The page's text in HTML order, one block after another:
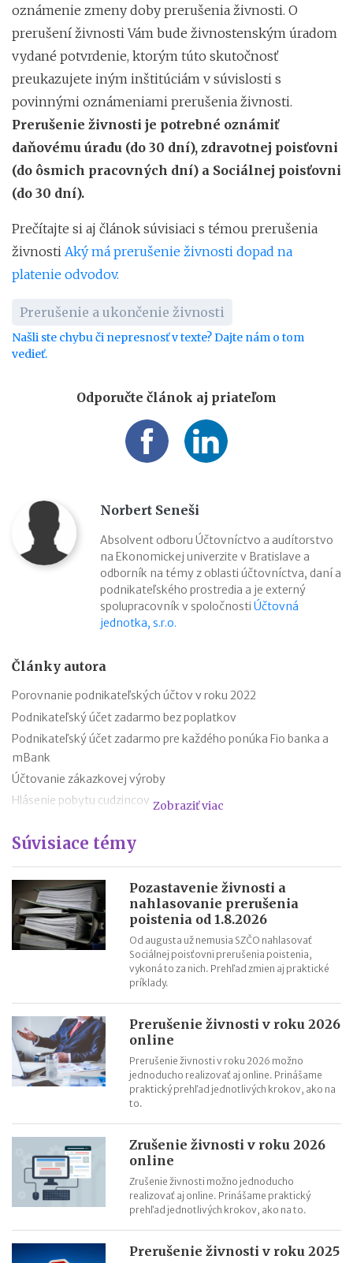
oznámenie zmeny doby prerušenia živnosti. O
prerušení živnosti Vám bude živnostenským úradom
vydané potvrdenie, ktorým túto skutočnosť
preukazujete iným inštitúciám v súvislosti s
povinnými oznámeniami prerušenia živnosti.
Prerušenie živnosti je potrebné oznámiť
daňovému úradu (do 30 dní), zdravotnej poisťovni
(do ôsmich pracovných dní) a Sociálnej poisťovni
(do 30 dní).
Prečítajte si aj článok súvisiaci s témou prerušenia
živnosti Aký má prerušenie živnosti dopad na
platenie odvodov.
Prerušenie a ukončenie živnosti
Našli ste chybu či nepresnosť v texte? Dajte nám o tom
vedieť.
Odporučte článok aj priateľom
Norbert Seneši
Absolvent odboru Účtovníctvo a audítorstvo
na Ekonomickej univerzite v Bratislave a
odborník na témy z oblasti účtovníctva, daní a
podnikateľského prostredia a je externý
spolupracovník v spoločnosti Účtovná
jednotka, s.r.o.
Články autora
Porovnanie podnikateľských účtov v roku 2022
Podnikateľský účet zadarmo bez poplatkov
Podnikateľský účet zadarmo pre každého ponúka Fio banka a
mBank
Účtovanie zákazkovej výroby
Hlásenie pobytu cudzincov
Cestovné náhrady pri elektromobiloch
Odpisovanie elektromobilov a elektrobicyklov
Kontroly v oblasti registratúry
Registratúrny plán a registratúrny poriadok
Zobraziť viac
Súvisiace témy
Pozastavenie živnosti a
nahlasovanie prerušenia
poistenia od 1.8.2026
Od augusta už nemusia SZČO nahlasovať
Sociálnej poisťovni prerušenia poistenia,
vykoná to za nich. Prehľad zmien aj praktické
príklady.
Prerušenie živnosti v roku 2026
online
Prerušenie živnosti v roku 2026 možno
jednoducho realizovať aj online. Prinášame
praktický prehľad jednotlivých krokov, ako na
to.
Zrušenie živnosti v roku 2026
online
Zrušenie živnosti možno jednoducho
realizovať aj online. Prinášame praktický
prehľad jednotlivých krokov, ako na to.
Prerušenie živnosti v roku 2025